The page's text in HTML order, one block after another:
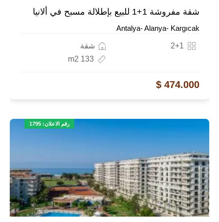
شقة مفروشة 1+1 للبيع بإطلالة مسبح في ألانيا
Antalya- Alanya- Kargıcak
شقة
2+1
133 m2
474.000 $
رقم الاعلان: 1795